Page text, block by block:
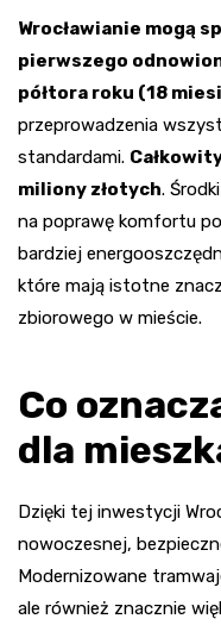
Wrocławianie mogą
pierwszego
półtora roku (18
przeprowadzenia
standardami.
miliony złotych.
na poprawę komfortu
bardziej
które mają istotne
zbiorowego w mieście.
Co
dla
Dzięki tej inwestycji
nowoczesnej,
Modernizowane
ale również znacznie